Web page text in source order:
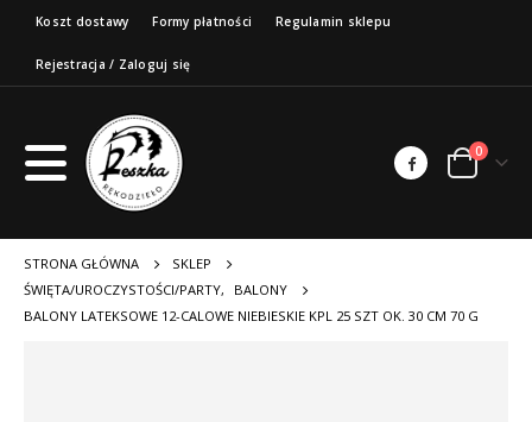
Koszt dostawy Formy płatności Regulamin sklepu
Rejestracja / Zaloguj się
0
STRONA GŁÓWNA
SKLEP
ŚWIĘTA/UROCZYSTOŚCI/PARTY,
BALONY
BALONY LATEKSOWE 12-CALOWE NIEBIESKIE KPL 25 SZT OK. 30 CM 70 G